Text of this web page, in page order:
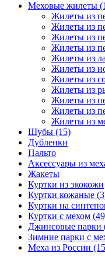
Меховые жилеты
Жилеты из
Жилеты из
Жилеты из
Жилеты из
Жилеты из
Жилеты из
Жилеты из
Жилеты из
Жилеты из
Жилеты из
Жилеты из
Шубы (15)
Дубленки
Пальто
Аксессуары из
Жакеты
Куртки из экокожи
Куртки кожаные
Куртки на
Куртки с мехом
Джинсовые парки
Зимние парки с
Меха из России